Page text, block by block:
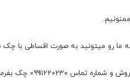
رو میتونید به صورت اقساطی با چک
چک بفرمایید